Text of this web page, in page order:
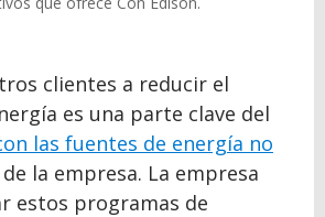
clientes a reducir el
es una parte clave del
las fuentes de energía no
de la empresa. La empresa
estos programas de